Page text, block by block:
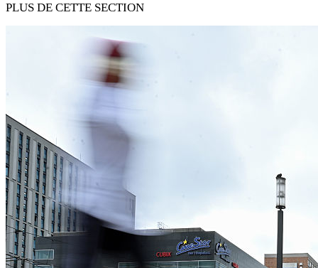
PLUS DE CETTE SECTION